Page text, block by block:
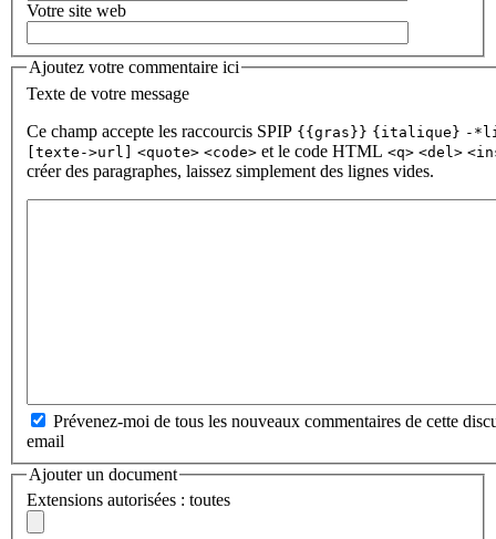
Votre site web
Ajoutez votre commentaire ici
Texte de votre message
Ce champ accepte les raccourcis SPIP {{gras}} {italique} -
[texte->url] <quote> <code> et le code HTML <q> <del>
créer des paragraphes, laissez simplement des lignes vides.
Prévenez-moi de tous les nouveaux commentaires de cette
email
Ajouter un document
Extensions autorisées : toutes